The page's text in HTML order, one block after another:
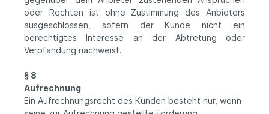
oder Rechten ist ohne Zustimmung des Anbieters
ausgeschlossen, sofern der Kunde nicht ein
berechtigtes Interesse an der Abtretung oder
Verpfändung nachweist.
§ 8
Aufrechnung
Ein Aufrechnungsrecht des Kunden besteht nur, wenn